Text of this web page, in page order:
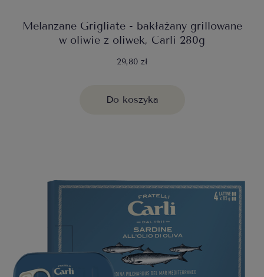
Melanzane Grigliate - bakłażany grillowane
w oliwie z oliwek, Carli 280g
29,80 zł
Do koszyka